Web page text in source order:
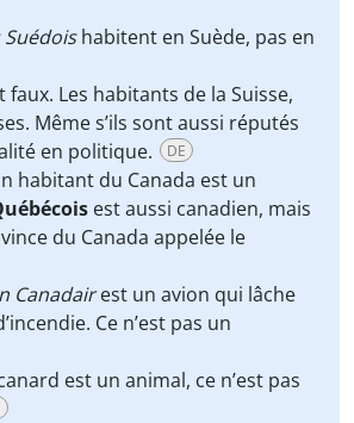
Suédoishabitent en Suède, pas en
faux. Les habitants de la Suisse,
Même s’ils sont aussi réputés
en politique.
DE
habitant du Canada est un
est aussi canadien, mais
du Canada appelée le
Canadairest un avion qui lâche
Ce n’est pas un
est un animal, ce n’est pas